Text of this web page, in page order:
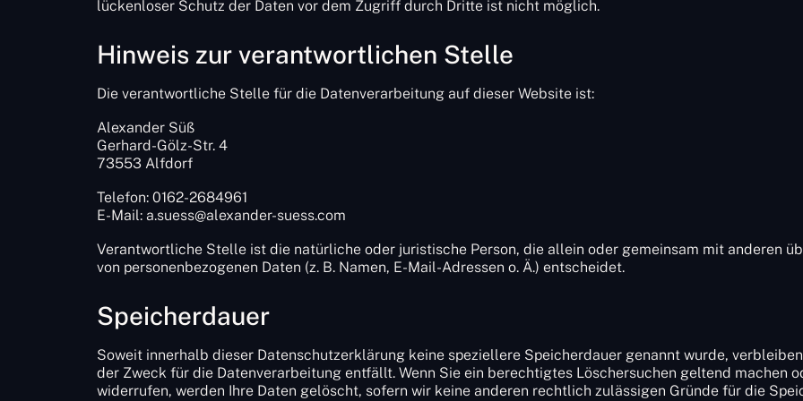
lückenloser Schutz der Daten vor dem Zugriff durch Dritte ist nicht möglich.
Hinweis zur verantwortlichen Stelle
Die verantwortliche Stelle für die Datenverarbeitung auf dieser Website ist:
Alexander Süß
Gerhard-Gölz-Str. 4
73553 Alfdorf
Telefon: 0162-2684961
E-Mail: a.suess@alexander-suess.com
Verantwortliche Stelle ist die natürliche oder juristische Person, die allein oder gemeinsam mit anderen
von personenbezogenen Daten (z. B. Namen, E-Mail-Adressen o. Ä.) entscheidet.
Speicherdauer
Soweit innerhalb dieser Datenschutzerklärung keine speziellere Speicherdauer genannt wurde,
der Zweck für die Datenverarbeitung entfällt. Wenn Sie ein berechtigtes Löschersuchen geltend machen
widerrufen, werden Ihre Daten gelöscht, sofern wir keine anderen rechtlich zulässigen Gründe für die